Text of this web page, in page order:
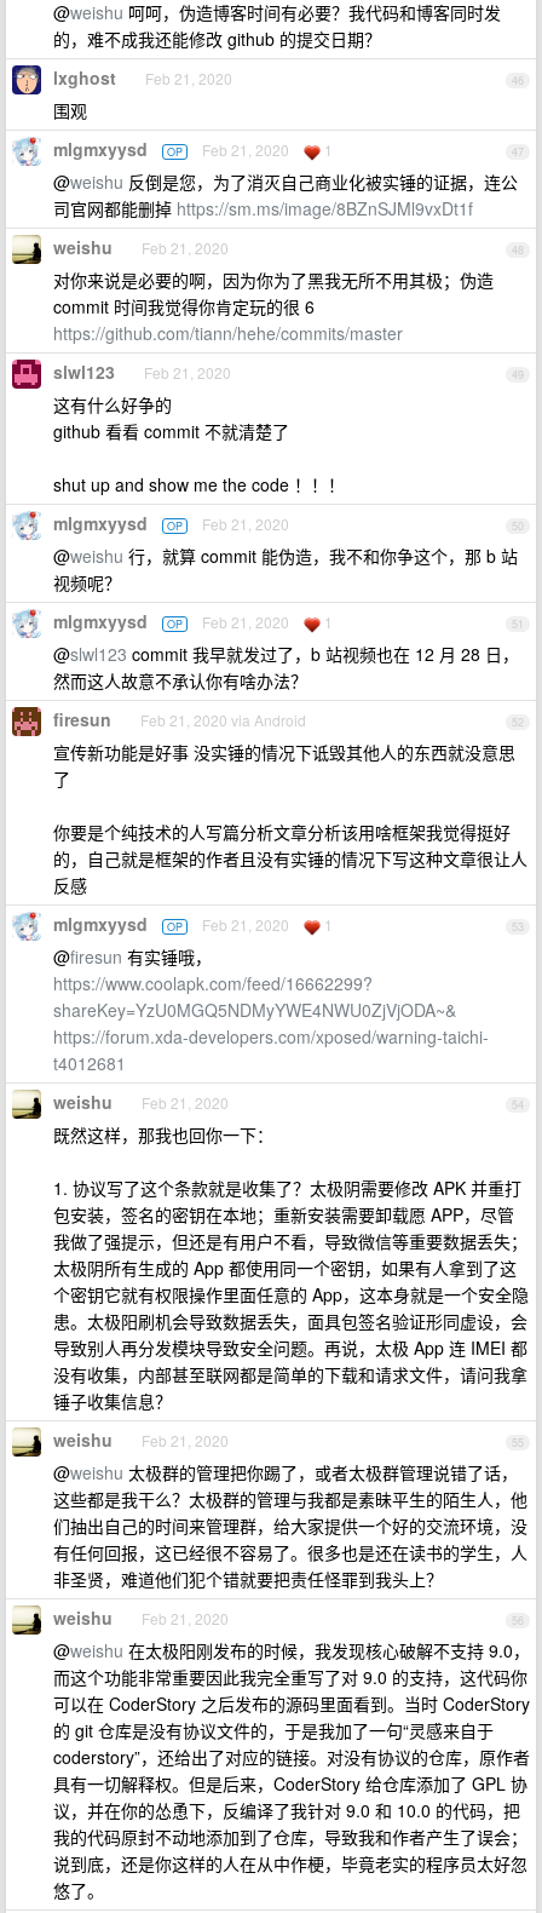
@weishu 呵呵，伪造博客时间有必要？我代码和博客同时发
的，难不成我还能修改 github 的提交日期？
46
lxghost Feb 21, 2020
围观
47
mlgmxyysd OP Feb 21, 2020 1
@weishu 反倒是您，为了消灭自己商业化被实锤的证据，连公
司官网都能删掉 https://sm.ms/image/8BZnSJMl9vxDt1f
48
weishu Feb 21, 2020
对你来说是必要的啊，因为你为了黑我无所不用其极；伪造
commit 时间我觉得你肯定玩的很 6
https://github.com/tiann/hehe/commits/master
49
slwl123 Feb 21, 2020
这有什么好争的
github 看看 commit 不就清楚了
shut up and show me the code ！！！
50
mlgmxyysd OP Feb 21, 2020
@weishu 行，就算 commit 能伪造，我不和你争这个，那 b 站
视频呢？
51
mlgmxyysd OP Feb 21, 2020 1
@slwl123 commit 我早就发过了，b 站视频也在 12 月 28 日，
然而这人故意不承认你有啥办法？
52
firesun Feb 21, 2020 via Android
宣传新功能是好事 没实锤的情况下诋毁其他人的东西就没意思
了
你要是个纯技术的人写篇分析文章分析该用啥框架我觉得挺好
的，自己就是框架的作者且没有实锤的情况下写这种文章很让人
反感
53
mlgmxyysd OP Feb 21, 2020 1
@firesun 有实锤哦，
https://www.coolapk.com/feed/16662299?
shareKey=YzU0MGQ5NDMyYWE4NWU0ZjVjODA~&
https://forum.xda-developers.com/xposed/warning-taichi-
t4012681
54
weishu Feb 21, 2020
既然这样，那我也回你一下：
1. 协议写了这个条款就是收集了？太极阴需要修改 APK 并重打
包安装，签名的密钥在本地；重新安装需要卸载愿 APP，尽管
我做了强提示，但还是有用户不看，导致微信等重要数据丢失；
太极阴所有生成的 App 都使用同一个密钥，如果有人拿到了这
个密钥它就有权限操作里面任意的 App，这本身就是一个安全隐
患。太极阳刷机会导致数据丢失，面具包签名验证形同虚设，会
导致别人再分发模块导致安全问题。再说，太极 App 连 IMEI 都
没有收集，内部甚至联网都是简单的下载和请求文件，请问我拿
锤子收集信息？
55
weishu Feb 21, 2020
@weishu 太极群的管理把你踢了，或者太极群管理说错了话，
这些都是我干么？太极群的管理与我都是素昧平生的陌生人，他
们抽出自己的时间来管理群，给大家提供一个好的交流环境，没
有任何回报，这已经很不容易了。很多也是还在读书的学生，人
非圣贤，难道他们犯个错就要把责任怪罪到我头上？
56
weishu Feb 21, 2020
@weishu 在太极阳刚发布的时候，我发现核心破解不支持 9.0，
而这个功能非常重要因此我完全重写了对 9.0 的支持，这代码你
可以在 CoderStory 之后发布的源码里面看到。当时 CoderStory
的 git 仓库是没有协议文件的，于是我加了一句“灵感来自于
coderstory”，还给出了对应的链接。对没有协议的仓库，原作者
具有一切解释权。但是后来，CoderStory 给仓库添加了 GPL 协
议，并在你的怂恿下，反编译了我针对 9.0 和 10.0 的代码，把
我的代码原封不动地添加到了仓库，导致我和作者产生了误会；
说到底，还是你这样的人在从中作梗，毕竟老实的程序员太好忽
悠了。